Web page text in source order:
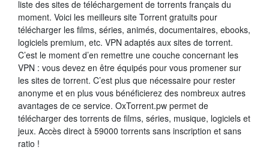
liste des sites de téléchargement de torrents français du
moment. Voici les meilleurs site Torrent gratuits pour
télécharger les films, séries, animés, documentaires, ebooks,
logiciels premium, etc. VPN adaptés aux sites de torrent.
C’est le moment d’en remettre une couche concernant les
VPN : vous devez en être équipés pour vous promener sur
les sites de torrent. C’est plus que nécessaire pour rester
anonyme et en plus vous bénéficierez des nombreux autres
avantages de ce service. OxTorrent.pw permet de
télécharger des torrents de films, séries, musique, logiciels et
jeux. Accès direct à 59000 torrents sans inscription et sans
ratio !